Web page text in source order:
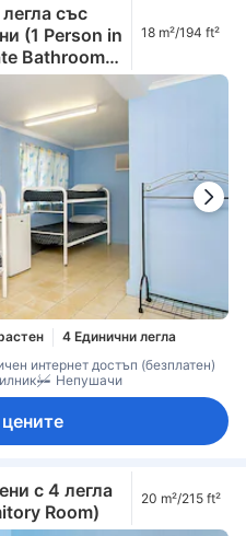
със
(1 Person in
Bathroom -
18 m²/194 ft²
4 Единични легла
интернет достъп (безплатен)
Непушачи
с 4 легла
Room)
20 m²/215 ft²